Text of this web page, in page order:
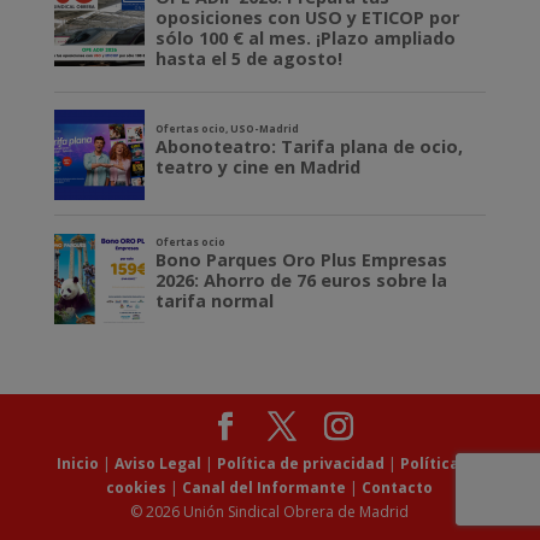
Inicio |Aviso Legal | Política de privacidad | Política de
cookies | Canal del Informante | Contacto
© 2026 Unión Sindical Obrera de Madrid